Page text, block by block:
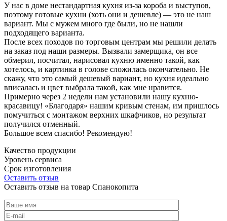
У нас в доме нестандартная кухня из-за короба и выступов,
поэтому готовые кухни (хоть они и дешевле) — это не наш
вариант. Мы с мужем много где были, но не нашли
подходящего варианта.
После всех походов по торговым центрам мы решили делать
на заказ под наши размеры. Вызвали замерщика, он все
обмерил, посчитал, нарисовал кухню именно такой, как
хотелось, и картинка в голове сложилась окончательно. Не
скажу, что это самый дешевый вариант, но кухня идеально
вписалась и цвет выбрала такой, как мне нравится.
Примерно через 2 недели нам установили нашу кухню-
красавицу! «Благодаря» нашим кривым стенам, им пришлось
помучиться с монтажом верхних шкафчиков, но результат
получился отменный.
Большое всем спасибо! Рекомендую!
Качество продукции
Уровень сервиса
Срок изготовления
Оставить отзыв
Оставить отзыв на товар Спанокопита